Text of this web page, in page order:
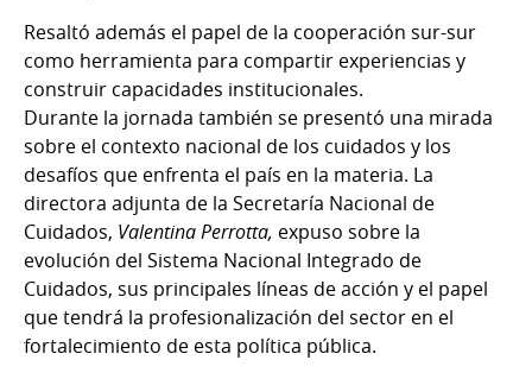
Resaltó además el papel de la cooperación sur-sur
como herramienta para compartir experiencias y
construir capacidades institucionales.
Durante la jornada también se presentó una mirada
sobre el contexto nacional de los cuidados y los
desafíos que enfrenta el país en la materia. La
directora adjunta de la Secretaría Nacional de
Cuidados, Valentina Perrotta, expuso sobre la
evolución del Sistema Nacional Integrado de
Cuidados, sus principales líneas de acción y el papel
que tendrá la profesionalización del sector en el
fortalecimiento de esta política pública.